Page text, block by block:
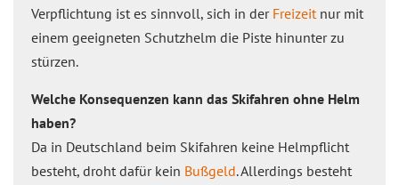
Verpflichtung ist es sinnvoll, sich in der Freizeitnur mit
einem geeigneten Schutzhelm die Piste hinunter zu
stürzen.
Welche Konsequenzen kann das Skifahren ohne Helm
haben?
Da in Deutschland beim Skifahren keine Helmpflicht
besteht, droht dafür kein Bußgeld. Allerdings besteht